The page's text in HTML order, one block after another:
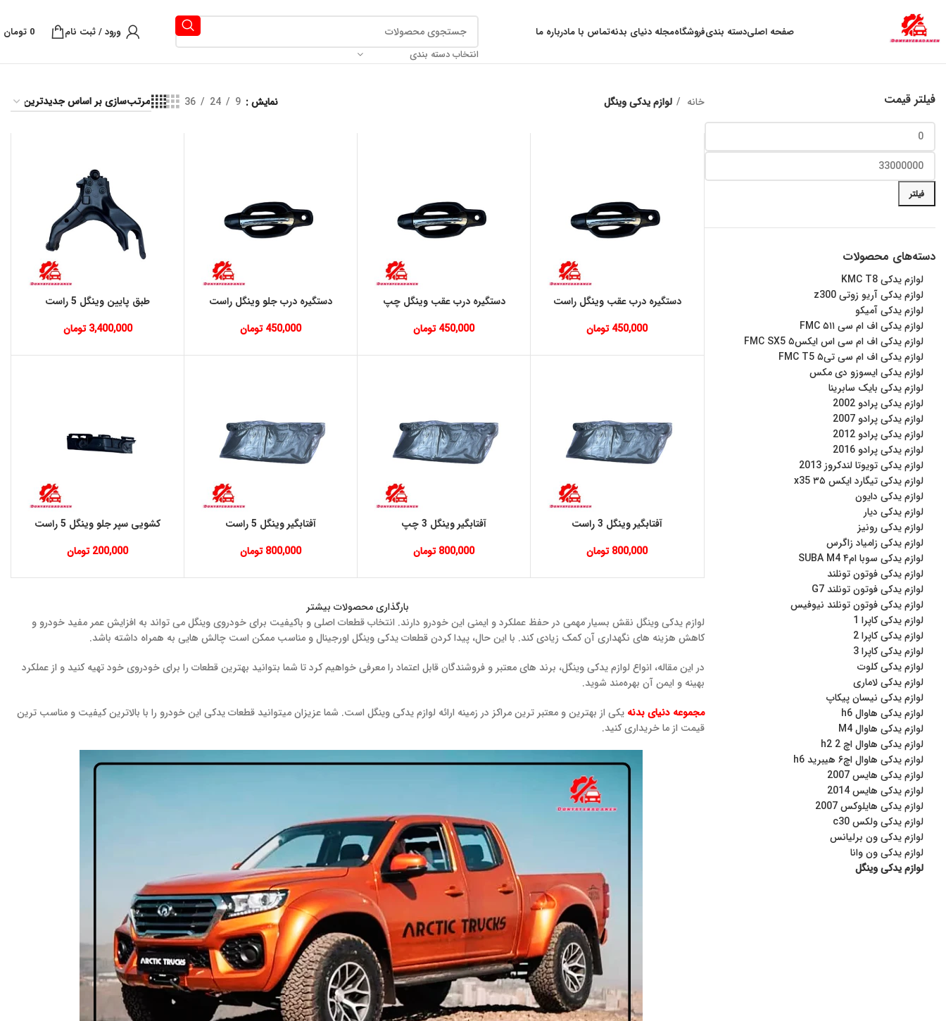
صفحه اصلیدسته بندیفروشگاهمجله دنیای بدنهتماس با مادرباره ما
انتخاب دسته بندی
ورود / ثبت نام 0 تومان
فیلتر قیمت
فیلتر
دسته‌های محصولات
لوازم یدکی KMC T8
لوازم یدکی آریو زوتی z300
لوازم یدکی آمیکو
لوازم یدکی اف ام سی ۵۱۱ FMC
لوازم یدکی اف ام سی اس ایکس۵ FMC SX5
لوازم یدکی اف ام‌ سی تی۵ FMC T5
لوازم یدکی ایسوزو دی مکس
لوازم یدکی بایک سابرینا
لوازم یدکی پرادو 2002
لوازم یدکی پرادو 2007
لوازم یدکی پرادو 2012
لوازم یدکی پرادو 2016
لوازم یدکی تویوتا لندکروز 2013
لوازم یدکی تیگارد ایکس ۳۵ x35
لوازم یدکی دایون
لوازم یدکی دیار
لوازم یدکی رونیز
لوازم یدکی زامیاد زاگرس
لوازم یدکی سوبا ام۴ SUBA M4
لوازم یدکی فوتون تونلند
لوازم یدکی فوتون تونلند G7
لوازم یدکی فوتون تونلند نیوفیس
لوازم یدکی کاپرا 1
لوازم یدکی کاپرا 2
لوازم یدکی کاپرا 3
لوازم یدکی کلوت
لوازم یدکی لاماری
لوازم یدکی نیسان پیکاپ
لوازم یدکی هاوال h6
لوازم یدکی هاوال M4
لوازم یدکی هاوال اچ 2 h2
لوازم یدکی هاوال اچ۶ هیبرید h6
لوازم یدکی هایس 2007
لوازم یدکی هایس 2014
لوازم یدکی هایلوکس 2007
لوازم یدکی ولکس c30
لوازم یدکی ون برلیانس
لوازم یدکی ون وانا
لوازم یدکی وینگل
خانه لوازم یدکی وینگل نمایش 9
24
36
دستگیره درب عقب وینگل راست
450,000 تومان
دستگیره درب عقب وینگل چپ
450,000 تومان
دستگیره درب جلو وینگل راست
450,000 تومان
طبق پایین وینگل 5 راست
3,400,000 تومان
آفتابگیر وینگل 3 راست
800,000 تومان
آفتابگیر وینگل 3 چپ
800,000 تومان
آفتابگیر وینگل 5 راست
800,000 تومان
کشویی سپر جلو وینگل 5 راست
200,000 تومان
بارگذاری محصولات بیشتر
لوازم یدکی وینگل نقش بسیار مهمی در حفظ عملکرد و ایمنی این خودرو دارند. انتخاب قطعات اصلی و باکیفیت برای خودروی وینگل می‌ تواند به افزایش عمر مفید خودرو و
کاهش هزینه‌ های نگهداری آن کمک زیادی کند. با این حال، پیدا کردن قطعات یدکی وینگل اورجینال و مناسب ممکن است چالش‌ هایی به همراه داشته باشد.
در این مقاله، انواع لوازم یدکی وینگل، برند های معتبر و فروشندگان قابل اعتماد را معرفی خواهیم کرد تا شما بتوانید بهترین قطعات را برای خودروی خود تهیه کنید و از عملکرد
بهینه و ایمن آن بهره‌مند شوید.
مجموعه دنیای بدنه یکی از بهترین و معتبر ترین مراکز در زمینه ارائه لوازم یدکی وینگل است. شما عزیزان میتوانید قطعات یدکی این خودرو را با بالاترین کیفیت و مناسب ترین
قیمت از ما خریداری کنید.
به علت نوسان ارز ، لطفا قبل از خرید تماس بگیرید.